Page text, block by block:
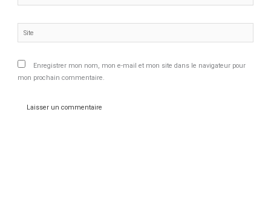
mail*
Enregistrer mon nom, mon e-mail et mon site dans le navigateur pour
mon prochain commentaire.